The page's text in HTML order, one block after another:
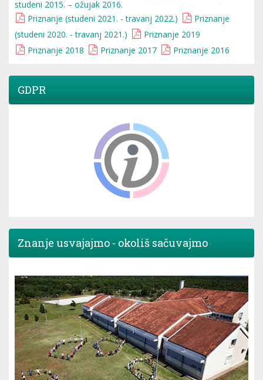
studeni 2015. – ožujak 2016.
Priznanje (studeni 2021. - travanj 2022.)
Priznanje
(studeni 2020. - travanj 2021.)
Priznanje 2019
Priznanje 2018
Priznanje 2017 Priznanje 2016
GDPR
Znanje usvajajmo - okoliš sačuvajmo